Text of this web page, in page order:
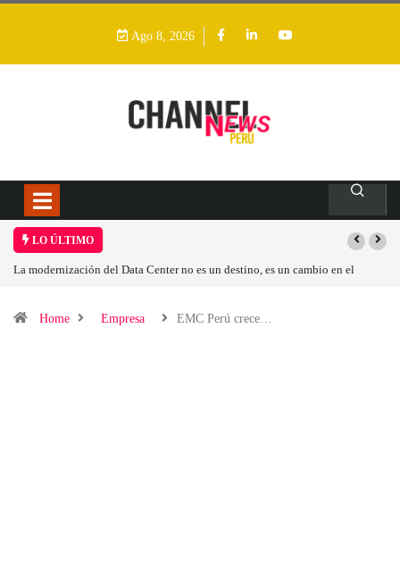
Ago 8, 2026
LO ÚLTIMO
La modernización del Data Center no es un destino, es un cambio en el
Home
Empresa EMC Perú crece…